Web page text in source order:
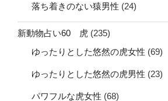
落ち着きのない猿男性 (24)
新動物占い60 虎 (235)
ゆったりとした悠然の虎女性 (69)
ゆったりとした悠然の虎男性 (23)
パワフルな虎女性 (68)